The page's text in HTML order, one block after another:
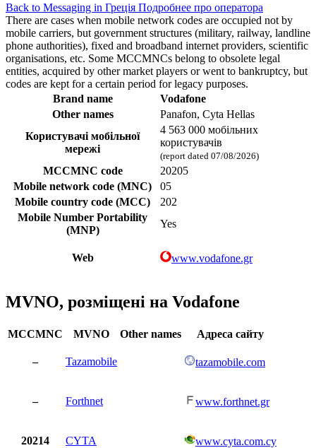
Back to Messaging in Греція Подробнее про оператора
There are cases when mobile network codes are occupied not by
mobile carriers, but government structures (military, railway, landline
phone authorities), fixed and broadband internet providers, scientific
organisations, etc. Some MCCMNCs belong to obsolete legal
entities, acquired by other market players or went to bankruptcy, but
codes are kept for a certain period for legacy purposes.
Brand name
Vodafone
Other names
Panafon, Cyta Hellas
Користувачі мобільної
мережі
4 563 000 мобільних
користувачів
(report dated 07/08/2026)
MCCMNC code
20205
Mobile network code (MNC)
05
Mobile country code (MCC)
202
Mobile Number Portability
(MNP)
Yes
Web www.vodafone.gr
MVNO, розміщені на Vodafone
MCCMNC MVNO Other names Адреса сайту
– Tazamobile tazamobile.com
– Forthnet www.forthnet.gr
20214 CYTA www.cyta.com.cy